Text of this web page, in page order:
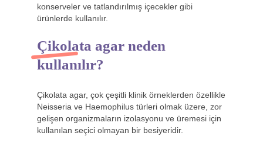
konserveler ve tatlandırılmış içecekler gibi
ürünlerde kullanılır.
Çikolata agar neden
kullanılır?
Çikolata agar, çok çeşitli klinik örneklerden özellikle
Neisseria ve Haemophilus türleri olmak üzere, zor
gelişen organizmaların izolasyonu ve üremesi için
kullanılan seçici olmayan bir besiyeridir.